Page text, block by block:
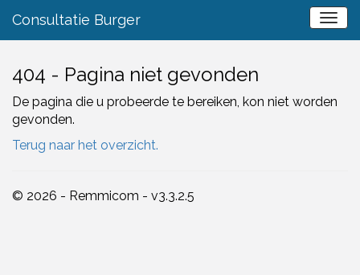
Consultatie Burger
404 - Pagina niet gevonden
De pagina die u probeerde te bereiken, kon niet worden
gevonden.
Terug naar het overzicht.
© 2026 - Remmicom - v3.3.2.5